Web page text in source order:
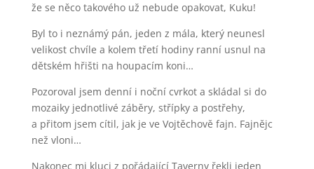
že se něco takového už nebude opakovat, Kuku!
Byl to i neznámý pán, jeden z mála, který neunesl
velikost chvíle a kolem třetí hodiny ranní usnul na
dětském hřišti na houpacím koni…
Pozoroval jsem denní i noční cvrkot a skládal si do
mozaiky jednotlivé záběry, střípky a postřehy,
a přitom jsem cítil, jak je ve Vojtěchově fajn. Fajnějc
než vloni…
Nakonec mi kluci z pořádající Taverny řekli jeden